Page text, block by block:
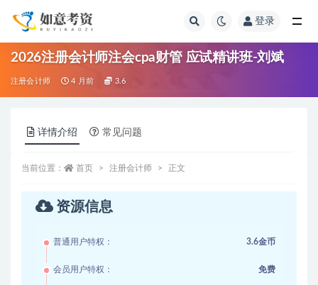
登录
2026注册会计师注会cpa财管 应试精讲班-刘斌
注册会计师 4 月前 3.6
详情介绍 常见问题
当前位置： 首页 注册会计师 正文
资源信息
普通用户特权： 3.6金币
会员用户特权： 免费